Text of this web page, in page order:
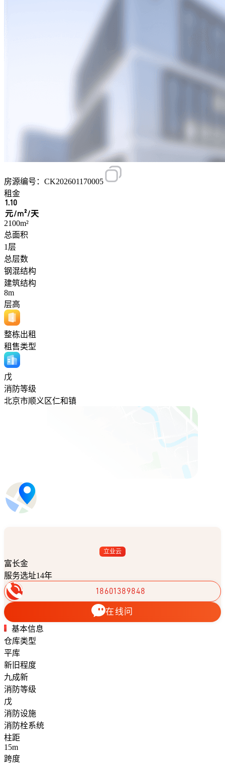
房源编号：CK202601170005
租金
1.10
元/m²/天
2100m²
总面积
1层
总层数
钢混结构
建筑结构
8m
层高
整栋出租
租售类型
戊
消防等级
北京市顺义区仁和镇
立业云
富长金
服务选址14年
18601389848
在线问
基本信息
仓库类型
平库
新旧程度
九成新
消防等级
戊
消防设施
消防栓系统
柱距
15m
跨度